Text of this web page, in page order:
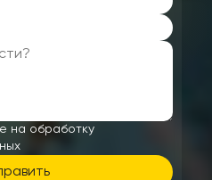
на обработку